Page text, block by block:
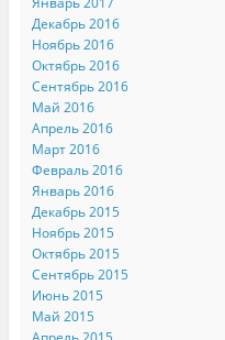
Декабрь 2016
Ноябрь 2016
Октябрь 2016
Сентябрь 2016
Май 2016
Апрель 2016
Март 2016
Февраль 2016
Январь 2016
Декабрь 2015
Ноябрь 2015
Октябрь 2015
Сентябрь 2015
Июнь 2015
Май 2015